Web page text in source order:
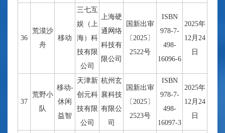
36
荒漠沙
舟
移动
三七互
娱（上
海）科
技有限
公司
上海硬
通网络
科技有
限公司
国新出审
〔2025〕
2522号
ISBN
978-7-
498-
16096-6
2025年
12月24
日
37
荒野小
队
移动-
休闲
益智
天津新
创元科
技有限
公司
杭州玄
襄科技
有限公
司
国新出审
〔2025〕
2523号
ISBN
978-7-
498-
16097-3
2025年
12月24
日